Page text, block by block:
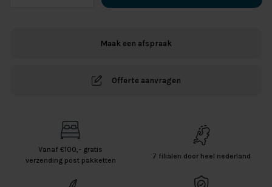
Maak een afspraak
Offerte aanvragen
Vanaf €100,- gratis
verzending post pakketten
7 filialen door heel nederland